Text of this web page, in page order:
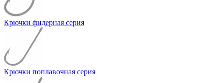
Крючки фидерная серия
Крючки поплавочная серия